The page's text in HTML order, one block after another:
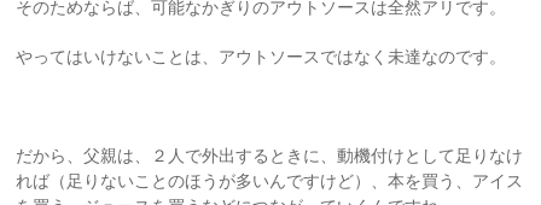
そのためならば、可能なかぎりのアウトソースは全然アリです。
やってはいけないことは、アウトソースではなく未達なのです。
だから、父親は、２人で外出するときに、動機付けとして足りなけ
れば（足りないことのほうが多いんですけど）、本を買う、アイス